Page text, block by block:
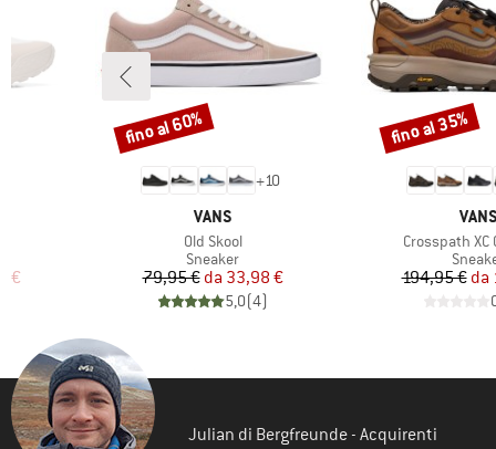
€
+10
MARCHIO
VANS
Articolo
Old Skool
Gruppo di prodotti
Sneaker
Prezzo
79,95 € Prezzo ridotto
da 33,98 €
5,0(4)
Sconto
fino al 60%
VANS
Articolo
Crosspath XC
194,95 € da
Sconto
fino al 35%
Julian di Bergfreunde - Acquirenti